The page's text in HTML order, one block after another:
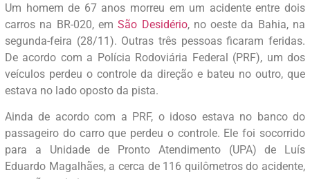
Um homem de 67 anos morreu em um acidente entre dois
carros na BR-020, emSão Desidério, no oeste da Bahia, na
segunda-feira (28/11). Outras três pessoas ficaram feridas.
De acordo com a Polícia Rodoviária Federal (PRF), um dos
veículos perdeu o controle da direção e bateu no outro, que
estava no lado oposto da pista.
Ainda de acordo com a PRF, o idoso estava no banco do
passageiro do carro que perdeu o controle. Ele foi socorrido
para a Unidade de Pronto Atendimento (UPA) de Luís
Eduardo Magalhães, a cerca de 116 quilômetros do acidente,